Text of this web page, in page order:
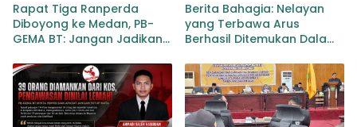
Rapat Tiga Ranperda
Diboyong ke Medan, PB-
GEMA BT: Jangan Jadikan
yang Tak Perlu
Berita Bahagia: Nelayan
yang Terbawa Arus
Berhasil Ditemukan Dalam